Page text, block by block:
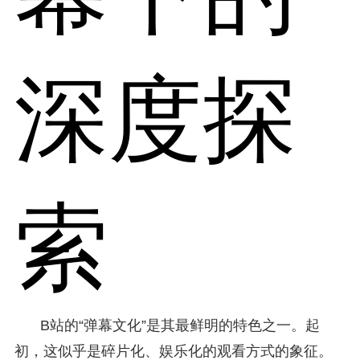
深度探
索
B站的“弹幕文化”是其最鲜明的特色之一。起
初，这似乎是碎片化、娱乐化的观看方式的象征。